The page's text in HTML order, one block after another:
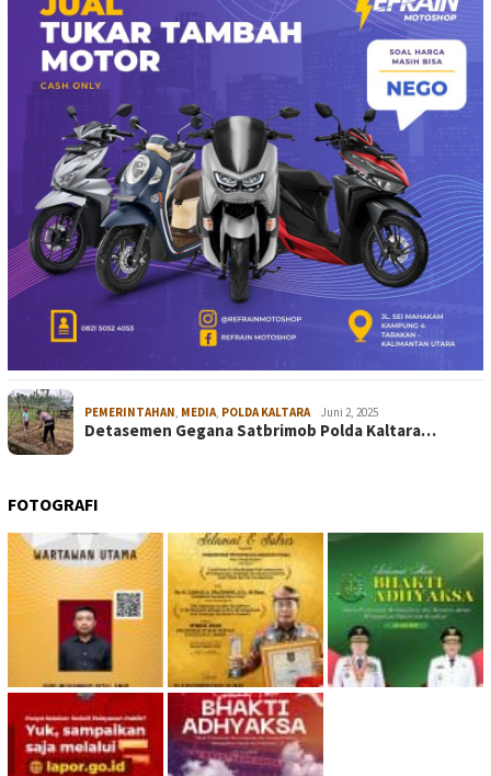
PEMERINTAHAN, MEDIA, POLDA KALTARA Juni 2, 2025
Detasemen Gegana Satbrimob Polda Kaltara…
FOTOGRAFI